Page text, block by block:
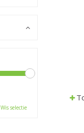
Wis selectie